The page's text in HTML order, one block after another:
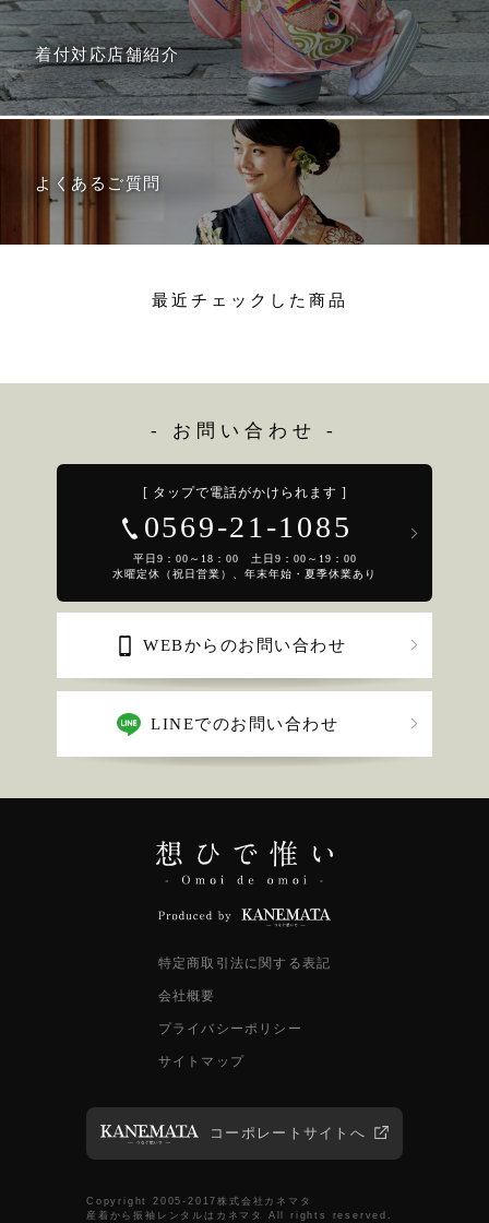
着付対応店舗紹介
よくあるご質問
最近チェックした商品
- お問い合わせ -
[ タップで電話がかけられます ]
0569-21-1085
平日9：00～18：00 土日9：00～19：00
水曜定休（祝日営業）、年末年始・夏季休業あり
WEBからのお問い合わせ
LINEでのお問い合わせ
特定商取引法に関する表記
会社概要
プライバシーポリシー
サイトマップ
コーポレートサイトへ
Copyright 2005-2017株式会社カネマタ
産着から振袖レンタルはカネマタ All rights reserved.